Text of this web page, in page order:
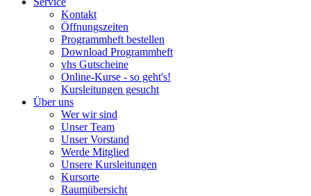
Kontakt
Öffnungszeiten
Programmheft bestellen
Download Programmheft
vhs Gutscheine
Online-Kurse - so geht's!
Kursleitungen gesucht
Über uns
Wer wir sind
Unser Team
Unser Vorstand
Werde Mitglied
Unsere Kursleitungen
Kursorte
Raumübersicht